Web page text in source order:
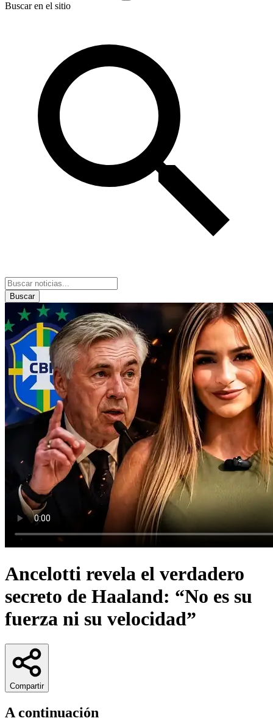
Buscar en el sitio
Buscar
Ancelotti revela el verdadero
secreto de Haaland: “No es su
fuerza ni su velocidad”
Compartir
A continuación